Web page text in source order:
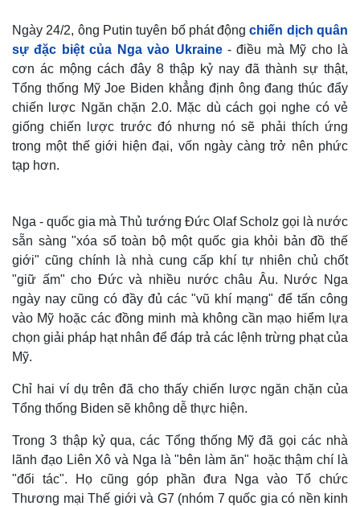
Ngày 24/2, ông Putin tuyên bố phát độngchiến dịch quân
sự đặc biệt của Nga vào Ukraine- điều mà Mỹ cho là
cơn ác mộng cách đây 8 thập kỷ nay đã thành sự thật,
Tổng thống Mỹ Joe Biden khẳng định ông đang thúc đẩy
chiến lược Ngăn chặn 2.0. Mặc dù cách gọi nghe có vẻ
giống chiến lược trước đó nhưng nó sẽ phải thích ứng
trong một thế giới hiện đại, vốn ngày càng trở nên phức
tạp hơn.
Nga - quốc gia mà Thủ tướng Đức Olaf Scholz gọi là nước
sẵn sàng "xóa sổ toàn bộ một quốc gia khỏi bản đồ thế
giới" cũng chính là nhà cung cấp khí tự nhiên chủ chốt
"giữ ấm" cho Đức và nhiều nước châu Âu. Nước Nga
ngày nay cũng có đầy đủ các "vũ khí mạng" để tấn công
vào Mỹ hoặc các đồng minh mà không cần mạo hiểm lựa
chọn giải pháp hạt nhân để đáp trả các lệnh trừng phạt của
Mỹ.
Chỉ hai ví dụ trên đã cho thấy chiến lược ngăn chặn của
Tổng thống Biden sẽ không dễ thực hiện.
Trong 3 thập kỷ qua, các Tổng thống Mỹ đã gọi các nhà
lãnh đạo Liên Xô và Nga là "bên làm ăn" hoặc thậm chí là
"đối tác". Họ cũng góp phần đưa Nga vào Tổ chức
Thương mại Thế giới và G7 (nhóm 7 quốc gia có nền kinh